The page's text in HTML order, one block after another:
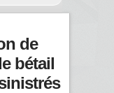
de
bétail